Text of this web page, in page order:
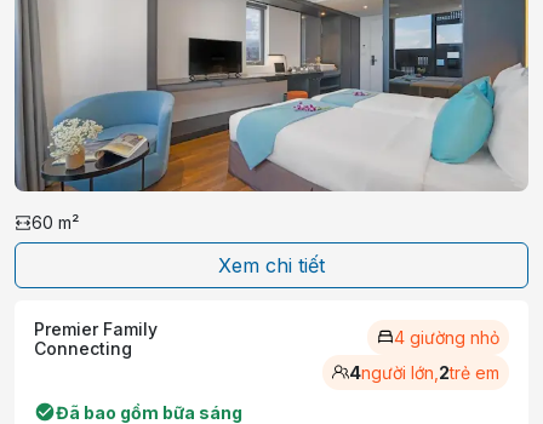
60 m²
Xem chi tiết
Premier Family
Connecting
4 giường nhỏ
4người lớn, 2trẻ em
Đã bao gồm bữa sáng